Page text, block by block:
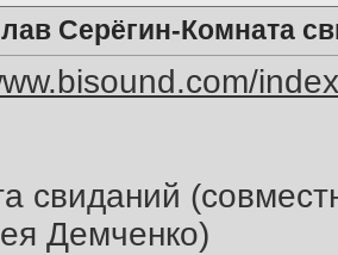
Серёгин-Комната
свиданий
Демченко)